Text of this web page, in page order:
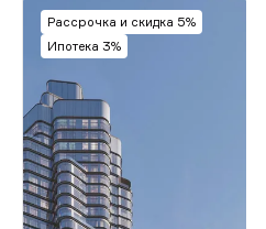
Рассрочка и скидка 5%
Ипотека 3%